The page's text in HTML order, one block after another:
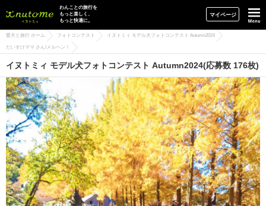
イヌトミィ
わんことの旅行を
もっと楽しく、
もっと快適に。
マイページ
愛犬と旅行 ホーム フォトコンテスト イヌトミィ モデル犬フォトコンテスト Autumn2024
だいすけママ さん/メルヘン！
イヌトミィ モデル犬フォトコンテスト Autumn2024(応募数 176枚)